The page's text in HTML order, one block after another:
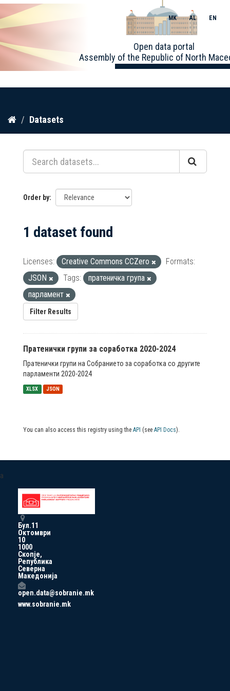
Skip
content
Open data portal
Assembly of the Republic of North
MK AL EN
Datasets
Order by
1 dataset found
Licenses: Creative Commons CCZero
Formats:
JSON
Tags:
пратеничка група
парламент
Filter Results
Пратенички групи за соработка 2020-2024
Пратенички групи на Собранието за соработка со другите
парламенти 2020-2024
XLSX JSON
You can also access this registry using the API (see API Docs).
a
Бул.11
Октомври
10
1000
Скопје,
Република
Северна
Македонија
open.data@sobranie.mk
www.sobranie.mk